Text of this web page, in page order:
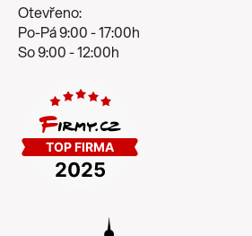
Otevřeno:
Po-Pá 9:00 - 17:00h
So 9:00 - 12:00h